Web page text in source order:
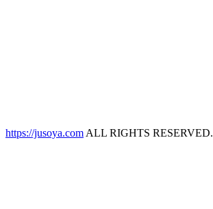
https://jusoya.comALL RIGHTS RESERVED.